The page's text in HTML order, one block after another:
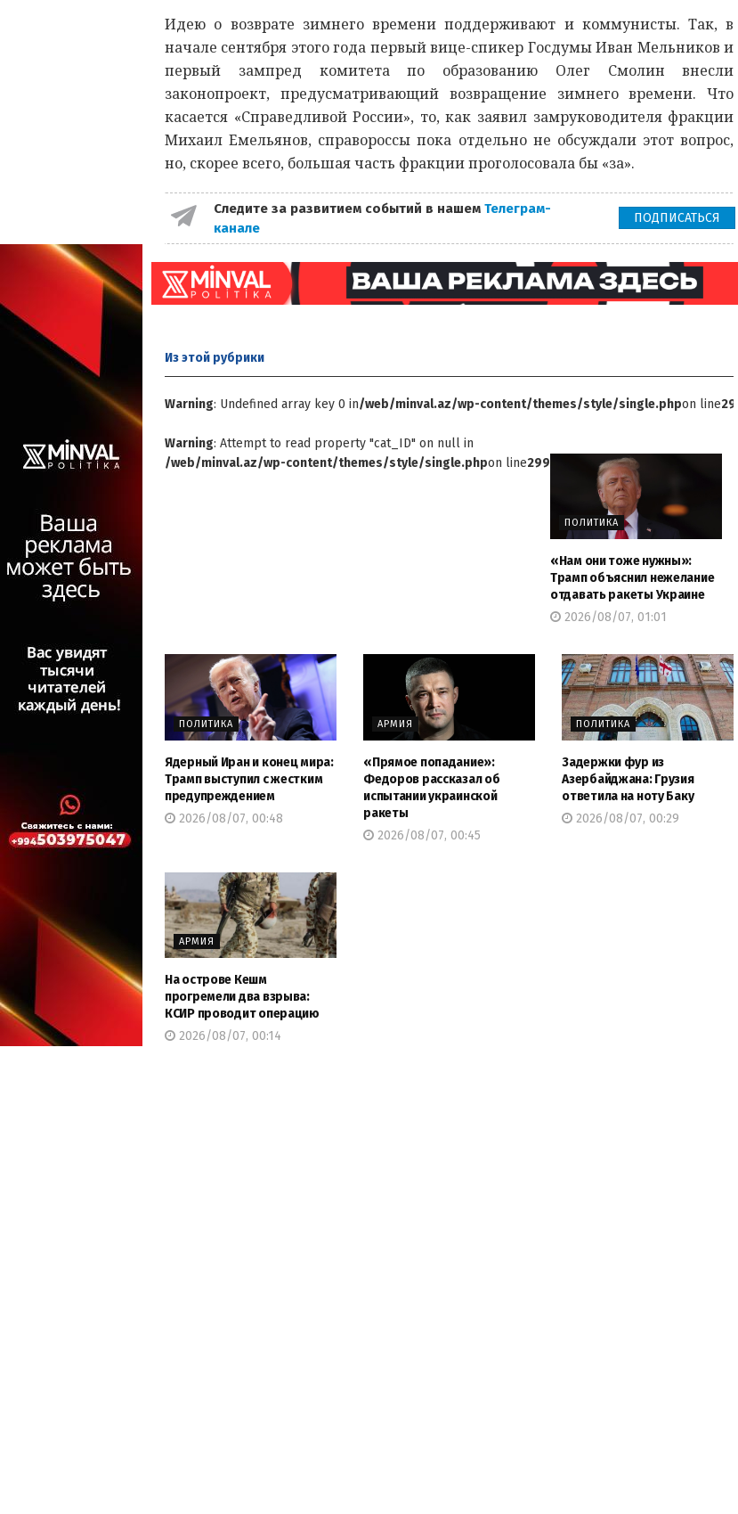
Идею о возврате зимнего времени поддерживают и коммунисты. Так, в
начале сентября этого года первый вице-спикер Госдумы Иван Мельников и
первый зампред комитета по образованию Олег Смолин внесли
законопроект, предусматривающий возвращение зимнего времени. Что
касается «Справедливой России», то, как заявил замруководителя фракции
Михаил Емельянов, справороссы пока отдельно не обсуждали этот вопрос,
но, скорее всего, большая часть фракции проголосовала бы «за».
Следите за развитием событий в нашем Телеграм-
канале
ПОДПИСАТЬСЯ
Из этой рубрики
Warning: Undefined array key 0 in/web/minval.az/wp-content/themes/style/single.phpon line299
Warning: Attempt to read property "cat_ID" on null in
/web/minval.az/wp-content/themes/style/single.phpon line299
ПОЛИТИКА
«Нам они тоже нужны»:
Трамп объяснил нежелание
отдавать ракеты Украине
2026/08/07, 01:01
ПОЛИТИКА
Ядерный Иран и конец мира:
Трамп выступил с жестким
предупреждением
2026/08/07, 00:48
АРМИЯ
«Прямое попадание»:
Федоров рассказал об
испытании украинской
ракеты
2026/08/07, 00:45
ПОЛИТИКА
Задержки фур из
Азербайджана: Грузия
ответила на ноту Баку
2026/08/07, 00:29
АРМИЯ
На острове Кешм
прогремели два взрыва:
КСИР проводит операцию
2026/08/07, 00:14